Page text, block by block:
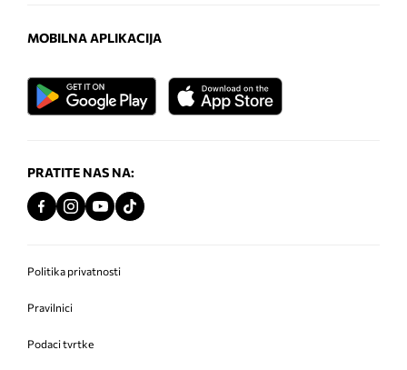
MOBILNA APLIKACIJA
PRATITE NAS NA:
Politika privatnosti
Pravilnici
Podaci tvrtke